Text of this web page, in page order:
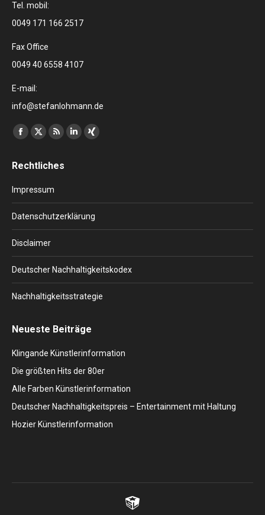
Tel. mobil:
0049 171 166 2517
Fax Office
0049 40 6558 4107
E-mail:
info@stefanlohmann.de
Finden Sie uns auf:
Facebook
opens
new
window
X
opens
new
window
RSS
opens
new
window
Linkedin
new
window
XING
new
window
Rechtliches
Impressum
Datenschutzerklärung
Disclaimer
Deutscher Nachhaltigkeitskodex
Nachhaltigkeitsstrategie
Neueste Beiträge
Klingande Künstlerinformation
Die größten Hits der 80er
Alle Farben Künstlerinformation
Deutscher Nachhaltigkeitspreis – Entertainment mit Haltung
Hozier Künstlerinformation